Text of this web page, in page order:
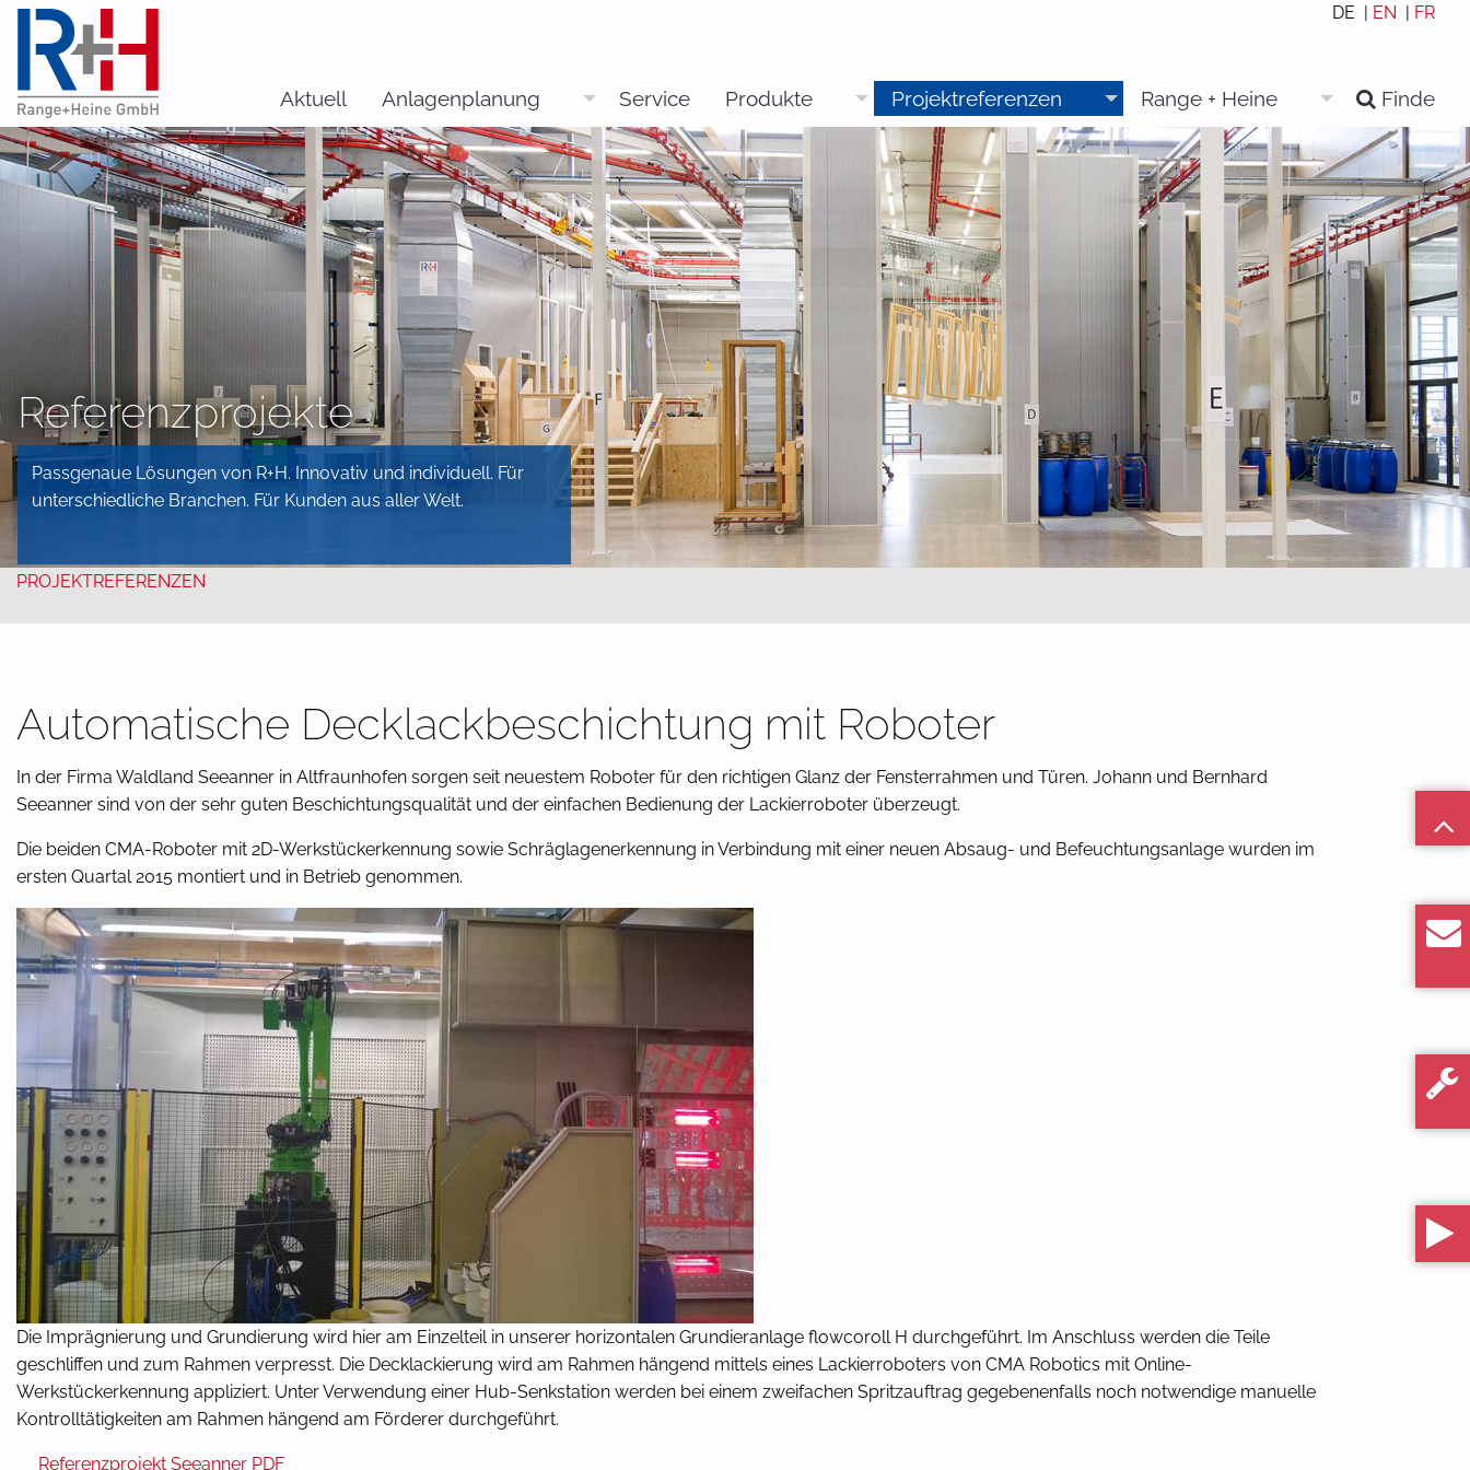
DE | EN | FR
Aktuell Anlagenplanung Service Produkte Projektreferenzen Range + Heine Finde
Referenzprojekte
Passgenaue Lösungen von R+H. Innovativ und individuell. Für
unterschiedliche Branchen. Für Kunden aus aller Welt.
PROJEKTREFERENZEN
Automatische Decklackbeschichtung mit Roboter
In der Firma Waldland Seeanner in Altfraunhofen sorgen seit neuestem Roboter für den richtigen Glanz der Fensterrahmen und Türen. Johann und Bernhard
Seeanner sind von der sehr guten Beschichtungsqualität und der einfachen Bedienung der Lackierroboter überzeugt.
Die beiden CMA-Roboter mit 2D-Werkstückerkennung sowie Schräglagenerkennung in Verbindung mit einer neuen Absaug- und Befeuchtungsanlage wurden im
ersten Quartal 2015 montiert und in Betrieb genommen.
Die Imprägnierung und Grundierung wird hier am Einzelteil in unserer horizontalen Grundieranlage flowcoroll H durchgeführt. Im Anschluss werden die Teile
geschliffen und zum Rahmen verpresst. Die Decklackierung wird am Rahmen hängend mittels eines Lackierroboters von CMA Robotics mit Online-
Werkstückerkennung appliziert. Unter Verwendung einer Hub-Senkstation werden bei einem zweifachen Spritzauftrag gegebenenfalls noch notwendige manuelle
Kontrolltätigkeiten am Rahmen hängend am Förderer durchgeführt.
Referenzprojekt Seeanner PDF